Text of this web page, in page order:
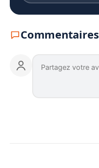
Commentaires